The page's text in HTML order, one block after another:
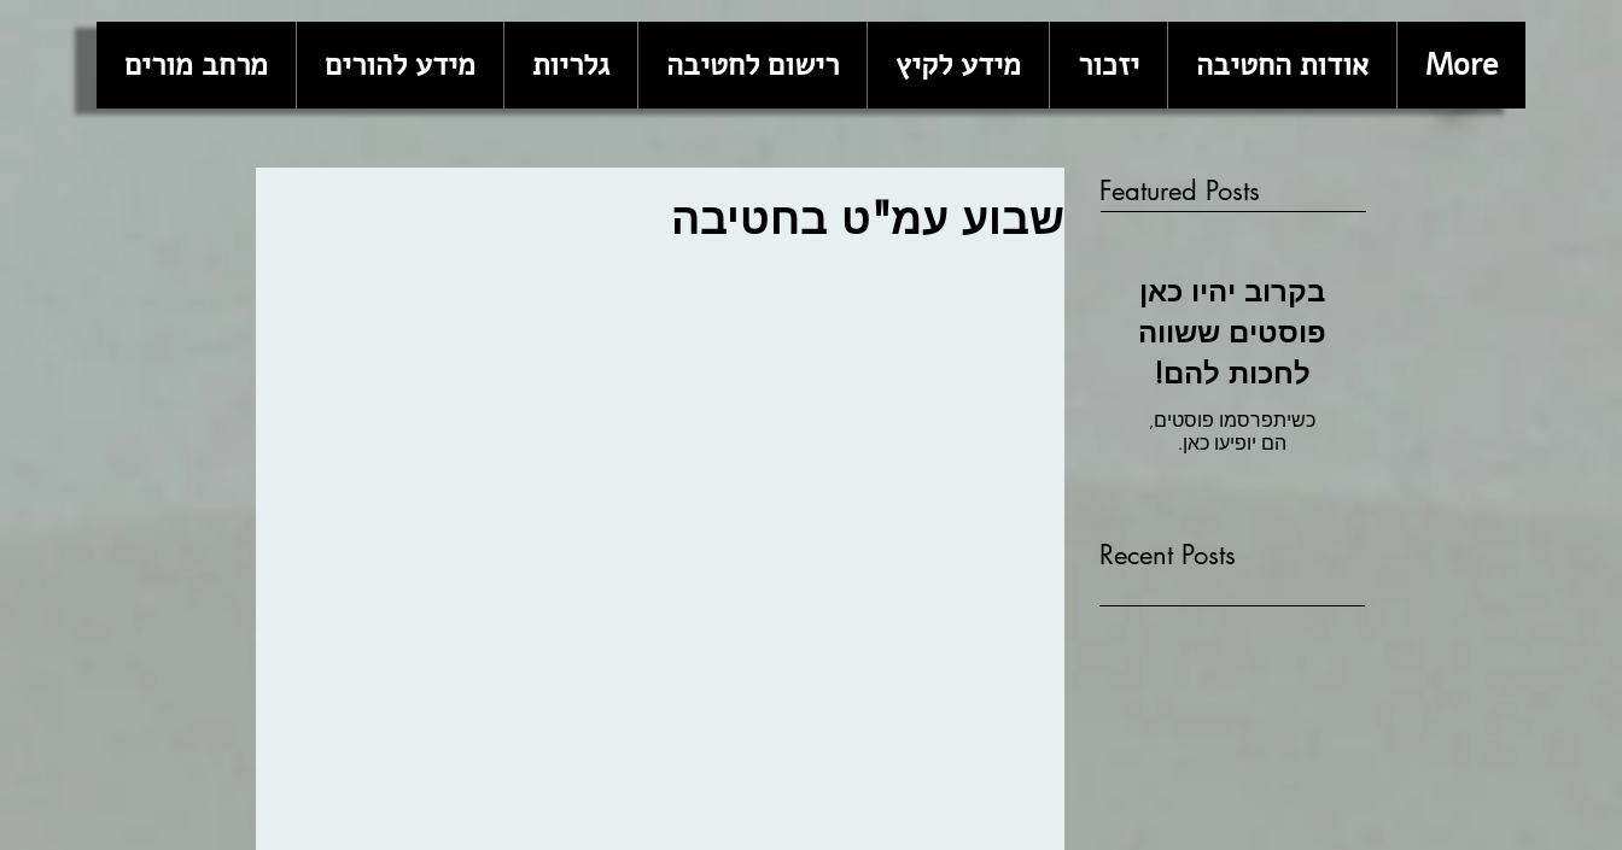
מרחב מורים מידע להורים גלריות רישום לחטיבה מידע לקיץ יזכור אודות החטיבה More
שבוע עמ"ט בחטיבה Featured Posts
בקרוב יהיו כאן
פוסטים ששווה
לחכות להם!
כשיתפרסמו פוסטים,
הם יופיעו כאן.
Recent Posts